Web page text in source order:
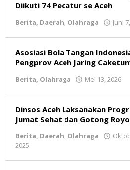
Redaksi
Diikuti 74 Pecatur se Aceh
Berita, Daerah, Olahraga Juni
Asosiasi Bola Tangan
Pengprov Aceh Jaring
Berita, Olahraga Mei 13, 2026
Dinsos Aceh Laksanakan
Jumat Sehat dan Gotong
Berita, Daerah, Olahraga
2025